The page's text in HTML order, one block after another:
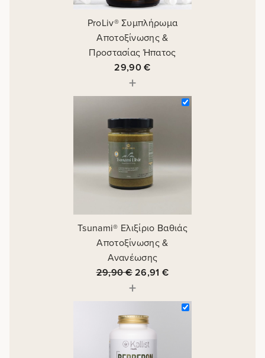
ProLiv® Συμπλήρωμα
Αποτοξίνωσης &
Προστασίας Ήπατος
29,90€
+
Tsunami® Ελιξίριο Βαθιάς
Αποτοξίνωσης &
Ανανέωσης
29,90€26,91€
+